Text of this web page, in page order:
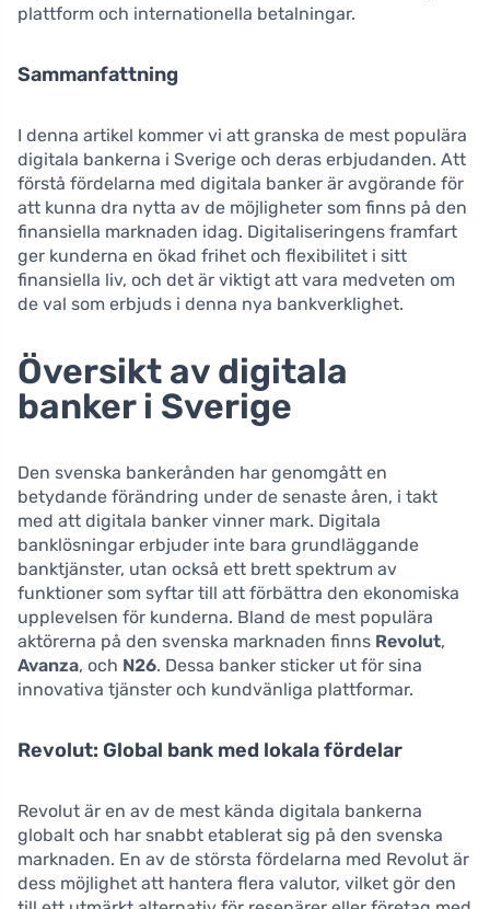
plattform och internationella betalningar.
Sammanfattning
I denna artikel kommer vi att granska de mest populära
digitala bankerna i Sverige och deras erbjudanden. Att
förstå fördelarna med digitala banker är avgörande för
att kunna dra nytta av de möjligheter som finns på den
finansiella marknaden idag. Digitaliseringens framfart
ger kunderna en ökad frihet och flexibilitet i sitt
finansiella liv, och det är viktigt att vara medveten om
de val som erbjuds i denna nya bankverklighet.
Översikt av digitala
banker i Sverige
Den svenska bankerånden har genomgått en
betydande förändring under de senaste åren, i takt
med att digitala banker vinner mark. Digitala
banklösningar erbjuder inte bara grundläggande
banktjänster, utan också ett brett spektrum av
funktioner som syftar till att förbättra den ekonomiska
upplevelsen för kunderna. Bland de mest populära
aktörerna på den svenska marknaden finns Revolut,
Avanza, och N26. Dessa banker sticker ut för sina
innovativa tjänster och kundvänliga plattformar.
Revolut: Global bank med lokala fördelar
Revolut är en av de mest kända digitala bankerna
globalt och har snabbt etablerat sig på den svenska
marknaden. En av de största fördelarna med Revolut är
dess möjlighet att hantera flera valutor, vilket gör den